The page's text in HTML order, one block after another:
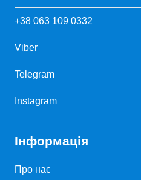
+38 063 109 0332
Viber
Telegram
Instagram
Інформація
Про нас